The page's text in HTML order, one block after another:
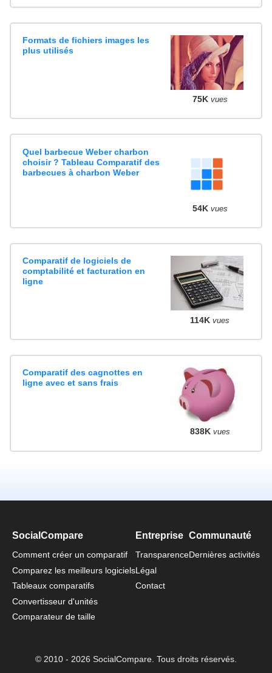
Formats de fichiers images les
plus utilisés
75K vues
Quel barbecue Weber charbon
choisir ? Tableau Comparatif des
barbecues à charbon Weber
54K vues
Comparatif de logiciels de
comptabilité et facturation en
ligne
114K vues
Comparatif des cagnottes en
ligne avec et sans frais
838K vues
SocialCompare
Comment créer un comparatif
Comparez les meilleurs logiciels
Tableaux comparatifs
Convertisseur d'unités
Comparateur de taille
Entreprise
Transparence
Légal
Contact
Communauté
Dernières activités
© 2010 - 2026 SocialCompare. Tous droits réservés.